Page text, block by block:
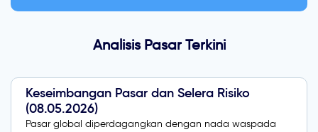
Analisis Pasar Terkini
Keseimbangan Pasar dan Selera Risiko
(08.05.2026)
Pasar global diperdagangkan dengan nada waspada